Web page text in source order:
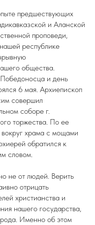
предшествующих
и Аланской
проповеди,
республике
общества.
и день
6 мая. Архиепископ
совершил
соборе г.
торжества. По ее
храма с мощами
обратился к
словом.
не от людей. Верить
отрицать
христианства и
нашего государства,
Именно об этом